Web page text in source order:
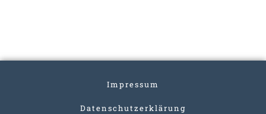
Impressum
Datenschutzerklärung